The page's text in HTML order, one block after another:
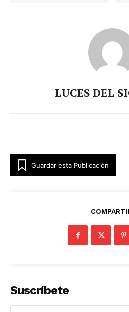
LUCES DEL
Guardar esta Publicación
Suscríbete